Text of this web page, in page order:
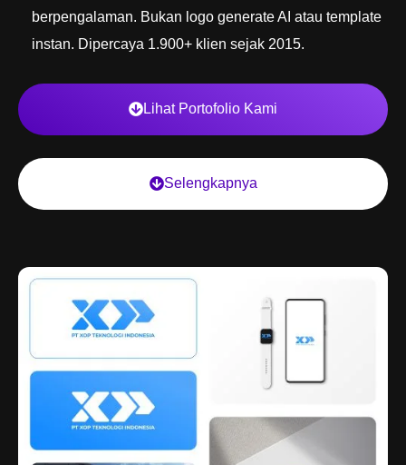
berpengalaman. Bukan logo generate AI atau template
instan. Dipercaya 1.900+ klien sejak 2015.
Lihat Portofolio Kami
Selengkapnya